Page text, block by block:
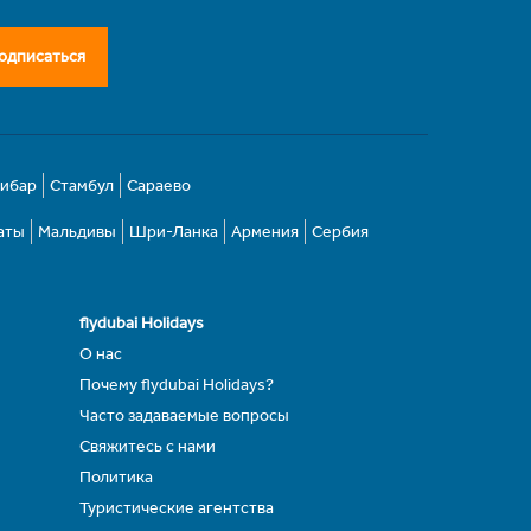
Стамбул Сараево
Мальдивы Шри-Ланка Армения Сербия
flydubai Holidays
О нас
Почему flydubai Holidays?
Часто задаваемые вопросы
Свяжитесь с нами
Политика
Туристические агентства